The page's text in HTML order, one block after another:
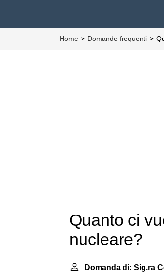
Home Domande frequenti
Quanto ci
nucleare?
Domanda di: Sig.ra